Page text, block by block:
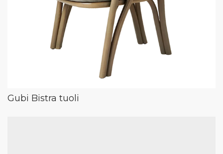
Gubi Bistra tuoli